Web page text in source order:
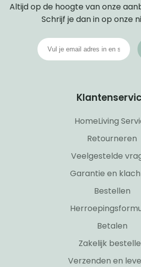
Altijd op de hoogte van onze
Schrijf je dan in op onze
HomeLiving
Retourneren
Veelgestelde
Garantie en
Bestellen
Betalen
Zakelijk
Verzenden en